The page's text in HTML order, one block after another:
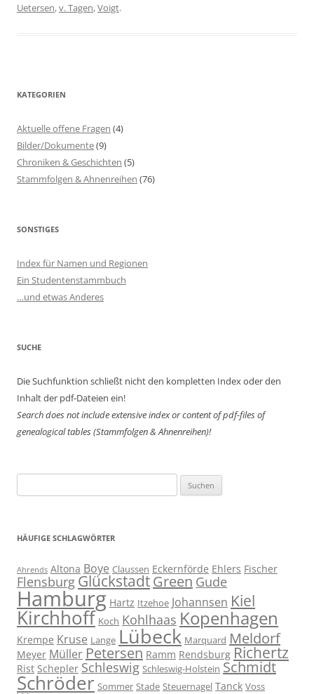
Uetersen,v. Tagen,Voigt.
KATEGORIEN
Aktuelle offene Fragen (4)
Bilder/Dokumente(9)
Chroniken & Geschichten (5)
Stammfolgen & Ahnenreihen (76)
SONSTIGES
Index für Namen und Regionen
Ein Studentenstammbuch
…und etwas Anderes
SUCHE
Die Suchfunktion schließt nicht den kompletten Index oder den
Inhalt der pdf-Dateien ein!
Search does not include extensive index or content ofpdf-files of
genealogical tables (Stammfolgen & Ahnenreihen)!
nach:
HÄUFIGE SCHLAGWÖRTER
Ahrends Altona Boye Claussen Eckernförde Ehlers Fischer
Flensburg GlückstadtGreen Gude
Hamburg Hartz Itzehoe Johannsen Kiel
Kirchhoff Koch Kohlhaas Kopenhagen
Krempe Kruse Lange Lübeck Marquard Meldorf
Meyer Müller Petersen Ramm Rendsburg Richertz
Rist Schepler Schleswig Schleswig-Holstein Schmidt
Schröder Sommer Stade Steuernagel Tanck Voss